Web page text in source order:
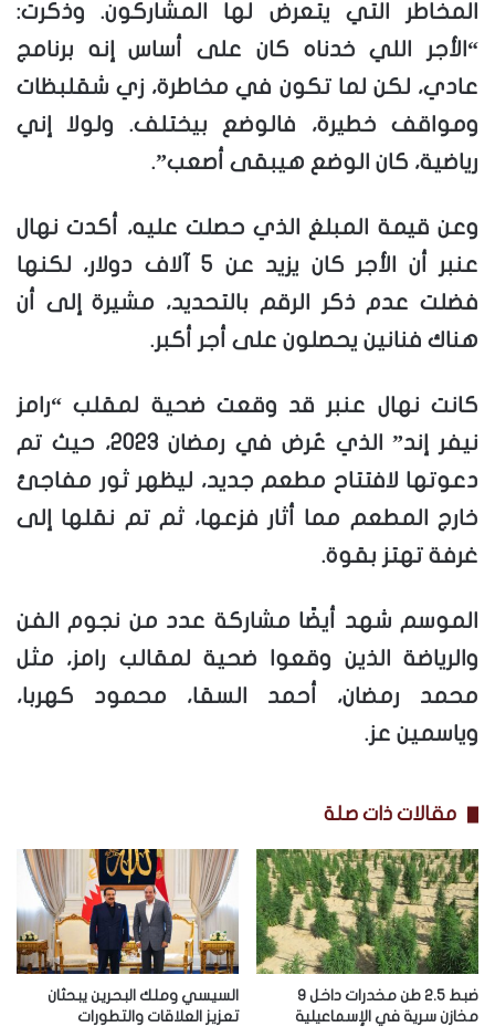
المخاطر التي يتعرض لها المشاركون. وذكرت:
“الأجر اللي خدناه كان على أساس إنه برنامج
عادي، لكن لما تكون في مخاطرة، زي شقلبظات
ومواقف خطيرة، فالوضع بيختلف. ولولا إني
رياضية، كان الوضع هيبقى أصعب”.
وعن قيمة المبلغ الذي حصلت عليه، أكدت نهال
عنبر أن الأجر كان يزيد عن 5 آلاف دولار، لكنها
فضلت عدم ذكر الرقم بالتحديد، مشيرة إلى أن
هناك فنانين يحصلون على أجر أكبر.
كانت نهال عنبر قد وقعت ضحية لمقلب “رامز
نيفر إند” الذي عُرض في رمضان 2023، حيث تم
دعوتها لافتتاح مطعم جديد، ليظهر ثور مفاجئ
خارج المطعم مما أثار فزعها، ثم تم نقلها إلى
غرفة تهتز بقوة.
الموسم شهد أيضًا مشاركة عدد من نجوم الفن
والرياضة الذين وقعوا ضحية لمقالب رامز، مثل
محمد رمضان، أحمد السقا، محمود كهربا،
وياسمين عز.
مقالات ذات صلة
ضبط 2.5 طن مخدرات داخل 9
مخازن سرية في الإسماعيلية
السيسي وملك البحرين يبحثان
تعزيز العلاقات والتطورات